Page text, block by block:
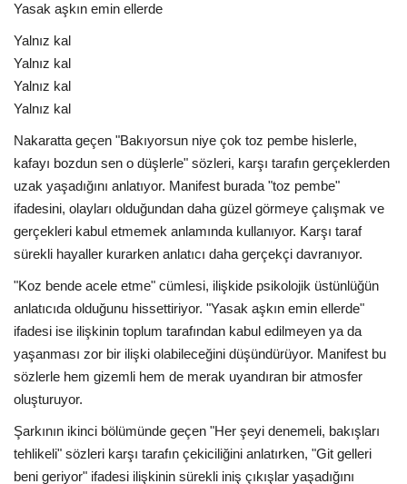
Yasak aşkın emin ellerde
Yalnız kal
Yalnız kal
Yalnız kal
Yalnız kal
Nakaratta geçen "Bakıyorsun niye çok toz pembe hislerle,
kafayı bozdun sen o düşlerle" sözleri, karşı tarafın gerçeklerden
uzak yaşadığını anlatıyor. Manifest burada "toz pembe"
ifadesini, olayları olduğundan daha güzel görmeye çalışmak ve
gerçekleri kabul etmemek anlamında kullanıyor. Karşı taraf
sürekli hayaller kurarken anlatıcı daha gerçekçi davranıyor.
"Koz bende acele etme" cümlesi, ilişkide psikolojik üstünlüğün
anlatıcıda olduğunu hissettiriyor. "Yasak aşkın emin ellerde"
ifadesi ise ilişkinin toplum tarafından kabul edilmeyen ya da
yaşanması zor bir ilişki olabileceğini düşündürüyor. Manifest bu
sözlerle hem gizemli hem de merak uyandıran bir atmosfer
oluşturuyor.
Şarkının ikinci bölümünde geçen "Her şeyi denemeli, bakışları
tehlikeli" sözleri karşı tarafın çekiciliğini anlatırken, "Git gelleri
beni geriyor" ifadesi ilişkinin sürekli iniş çıkışlar yaşadığını